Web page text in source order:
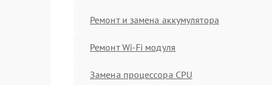
Ремонт и замена аккумулятора
Ремонт Wi-Fi модуля
Замена процессора CPU